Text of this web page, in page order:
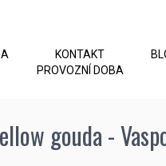
KONTAKT
PROVOZNÍ DOBA
gouda -